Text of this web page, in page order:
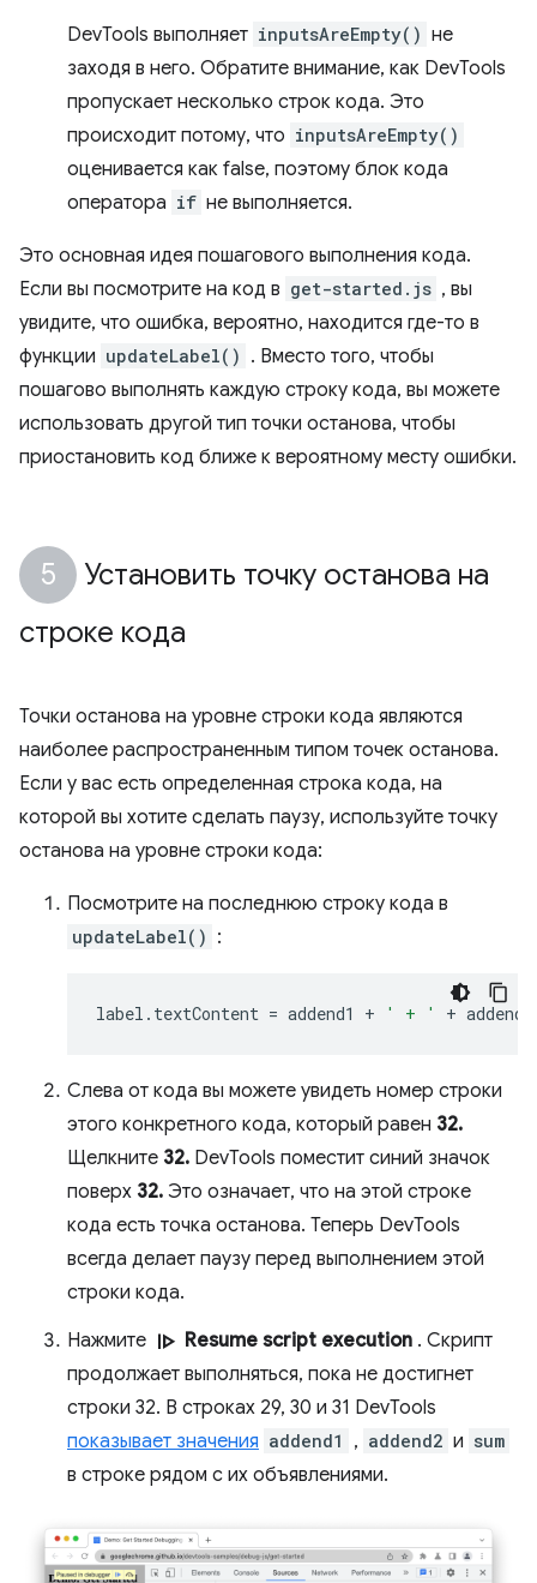
DevTools выполняет inputsAreEmpty() не
заходя в него. Обратите внимание, как DevTools
пропускает несколько строк кода. Это
происходит потому, что inputsAreEmpty()
оценивается как false, поэтому блок кода
оператора if не выполняется.
Это основная идея пошагового выполнения кода.
Если вы посмотрите на код в get-started.js , вы
увидите, что ошибка, вероятно, находится где-то в
функции updateLabel() . Вместо того, чтобы
пошагово выполнять каждую строку кода, вы можете
использовать другой тип точки останова, чтобы
приостановить код ближе к вероятному месту ошибки.
Установить точку останова на
строке кода
Точки останова на уровне строки кода являются
наиболее распространенным типом точек останова.
Если у вас есть определенная строка кода, на
которой вы хотите сделать паузу, используйте точку
останова на уровне строки кода:
Посмотрите на последнюю строку кода в
updateLabel() :
label . textContent = addend1 + ' + ' + addend2
Слева от кода вы можете увидеть номер строки
этого конкретного кода, который равен 32.
Щелкните 32. DevTools поместит синий значок
поверх 32. Это означает, что на этой строке
кода есть точка останова. Теперь DevTools
всегда делает паузу перед выполнением этой
строки кода.
Нажмите resume Resume script execution . Скрипт
продолжает выполняться, пока не достигнет
строки 32. В строках 29, 30 и 31 DevTools
показывает значения addend1 , addend2 и sum
в строке рядом с их объявлениями.